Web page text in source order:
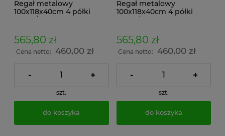
Regał metalowy
100x118x40cm 4 półki
100kg/p malowany
dokumenty w archiwum i
do magazynu
565,80 zł
Cena netto: 460,00 zł
- +
szt.
do koszyka
Regał metalowy
100x118x40cm 4 półki
100kg/p ocynkowany
dokumenty w archiwum i
do magazynu
565,80 zł
Cena netto: 460,00 zł
- +
szt.
do koszyka